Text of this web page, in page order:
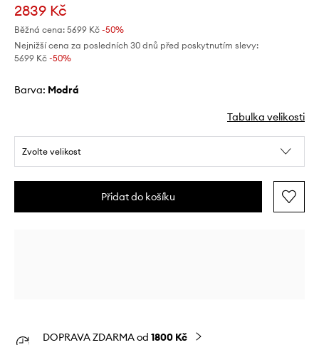
2839 Kč
Běžná cena: 5699 Kč -50%
Nejnižší cena za posledních 30 dnů před poskytnutím slevy:
5699 Kč -50%
Barva: modrá
Tabulka velikosti
Zvolte velikost
Přidat do košíku
DOPRAVA ZDARMA od 1800 Kč